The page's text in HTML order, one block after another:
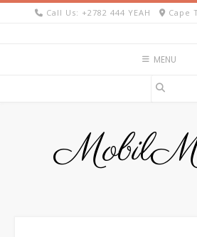
Skip
Call Us: +2782 444 YEAH Cape
MENU